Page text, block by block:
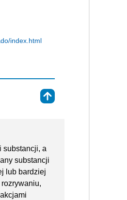
index.html
substancji, a
substancji
lub bardziej